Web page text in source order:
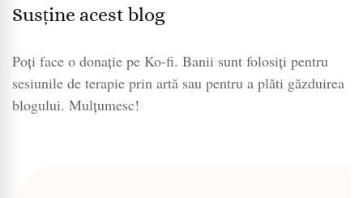
Susține acest blog
Poți face o donație pe Ko-fi. Banii sunt folosiți pentru
sesiunile de terapie prin artă sau pentru a plăti găzduirea
blogului. Mulțumesc!